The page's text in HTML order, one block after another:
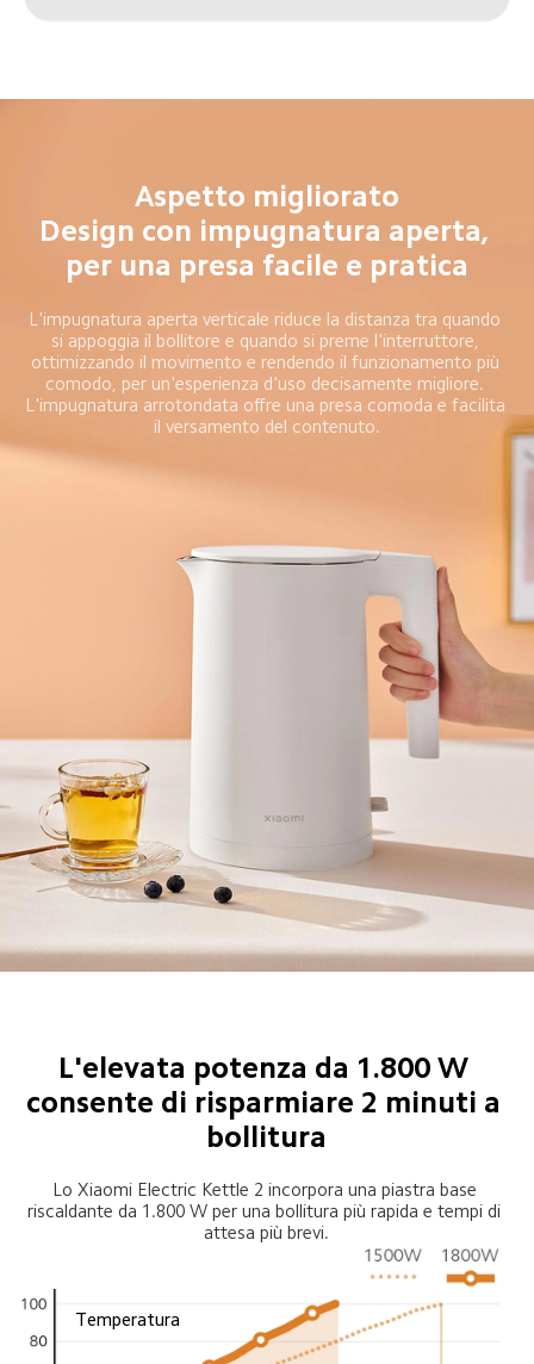
Aspetto migliorato
Design con impugnatura aperta,
per una presa facile e pratica
L'impugnatura aperta verticale riduce la distanza tra quando
si appoggia il bollitore e quando si preme l'interruttore,
ottimizzando il movimento e rendendo il funzionamento più
comodo, per un'esperienza d'uso decisamente migliore.
L'impugnatura arrotondata offre una presa comoda e facilita
il versamento del contenuto.
L'elevata potenza da 1.800 W
consente di risparmiare 2 minuti a
bollitura
Lo Xiaomi Electric Kettle 2 incorpora una piastra base
riscaldante da 1.800 W per una bollitura più rapida e tempi di
attesa più brevi.